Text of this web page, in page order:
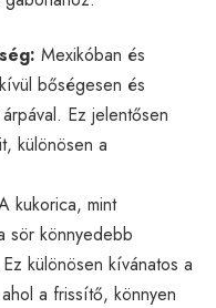
Mexikóban és
bőségesen és
Ez jelentősen
különösen a
kukorica, mint
sör könnyedebb
különösen kívánatos a
a frissítő, könnyen